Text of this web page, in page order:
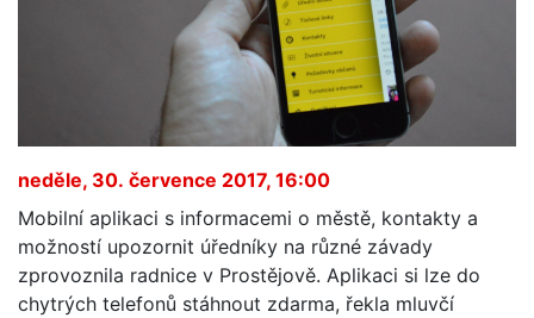
neděle, 30. července 2017, 16:00
Mobilní aplikaci s informacemi o městě, kontakty a
možností upozornit úředníky na různé závady
zprovoznila radnice v Prostějově. Aplikaci si lze do
chytrých telefonů stáhnout zdarma, řekla mluvčí